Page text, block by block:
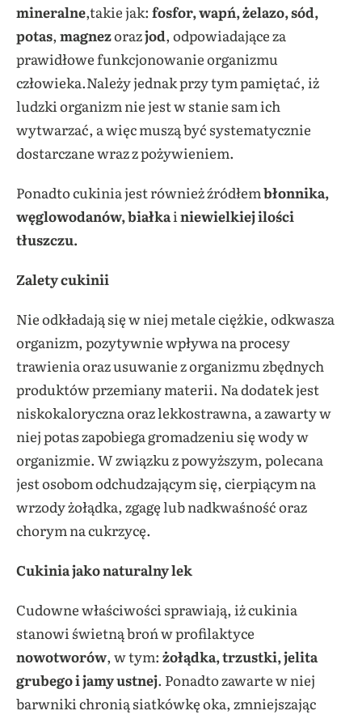
mineralne,takie jak: fosfor, wapń, żelazo, sód,
potas, magnezorazjod, odpowiadające za
prawidłowe funkcjonowanie organizmu
człowieka.Należy jednak przy tym pamiętać, iż
ludzki organizm nie jest w stanie sam ich
wytwarzać, a więc muszą być systematycznie
dostarczane wraz z pożywieniem.
Ponadto cukinia jest również źródłembłonnika,
węglowodanów, białkai niewielkiej ilości
tłuszczu.
Zalety cukinii
Nie odkładają się w niej metale ciężkie, odkwasza
organizm, pozytywnie wpływa na procesy
trawienia oraz usuwanie z organizmu zbędnych
produktów przemiany materii. Na dodatek jest
niskokaloryczna oraz lekkostrawna, a zawarty w
niej potas zapobiega gromadzeniu się wody w
organizmie. W związku z powyższym, polecana
jest osobom odchudzającym się, cierpiącym na
wrzody żołądka, zgagę lub nadkwaśność oraz
chorym na cukrzycę.
Cukinia jako naturalny lek
Cudowne właściwości sprawiają, iż cukinia
stanowi świetną broń w profilaktyce
nowotworów, w tym: żołądka, trzustki, jelita
grubego i jamy ustnej. Ponadto zawarte w niej
barwniki chronią siatkówkę oka, zmniejszając